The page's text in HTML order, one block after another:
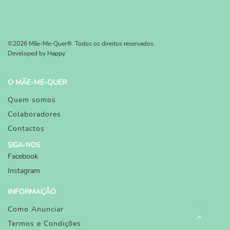
©2026 Mãe-Me-Quer®. Todos os direitos reservados.
Developed by Happy
O MÃE-ME-QUER
Quem somos
Colaboradores
Contactos
SIGA-NOS
Facebook
Instagram
INFORMAÇÃO
Como Anunciar
Termos e Condições